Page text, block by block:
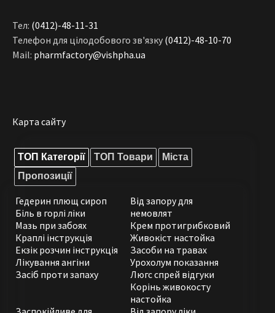
Тел: (0412)-48-11-31
Телефон для цілодобового зв'язку (0412)-48-10-70
Mail: pharmfactory@vishpha.ua
Карта сайту
ТОП Категорії ТОП Товари
Міста
Пропозиції
Гедерин плющ сироп
Біль в горлі ліки
Мазь при забоях
Краплі інструкція
Екзік розчин інструкція
Лікування ангіни
Засіб проти запаху
Від запору для
немовлят
Крем протигрибковий
Живокіст настойка
Засоби на травах
Урохолум показання
Люгс спрей відгуки
Корінь живокосту
настойка